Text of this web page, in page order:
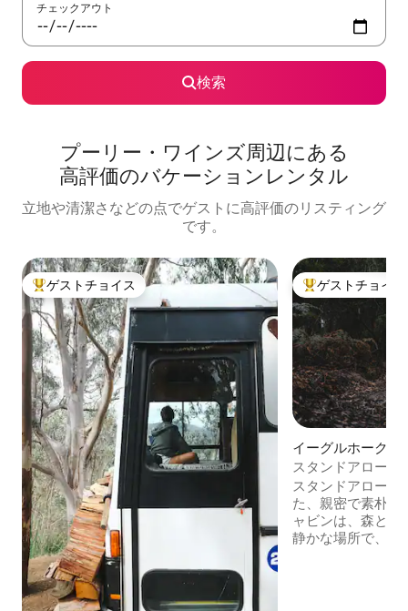
チェックアウト
検索
プーリー・ワインズ⁠周⁠辺⁠に⁠あ⁠る
高⁠評⁠価⁠のバ⁠ケ⁠ー⁠シ⁠ョ⁠ン⁠レ⁠ン⁠タ⁠ル
立地や清潔さなどの点でゲストに高評価のリスティング
です。
大好評のゲストチョイスです。
ゲストチョイス 大好評のゲスト
ゲストチョイス
イーグルホーク・
ログハウス
スタンドアローン
スタンドアローン
た、親密で素朴な
ャビンは、森と海
静かな場所で、自